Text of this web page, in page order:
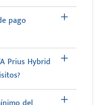
pago
Prius Hybrid